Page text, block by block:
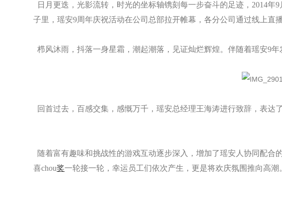
日月更迭，光影流转，时光的坐标轴镌刻每一步奋斗的足迹，2014年
子里，瑶安9周年庆祝活动在公司总部拉开帷幕，各分公司通过线上直
栉风沐雨，抖落一身星霜，潮起潮落，见证灿烂辉煌。伴随着瑶安9
回首过去，百感交集，感慨万千，瑶安总经理王海涛进行致辞，表达
随着富有趣味和挑战性的游戏互动逐步深入，增加了瑶安人协同配
喜chou奖一轮接一轮，幸运员工们依次产生，更是将欢庆氛围推向高潮